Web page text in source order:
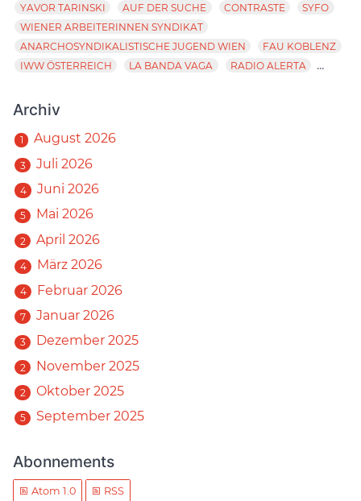
YAVOR TARINSKI
AUF DER SUCHE CONTRASTE
SYFO
WIENER ARBEITERINNEN SYNDIKAT
ANARCHOSYNDIKALISTISCHE JUGEND WIEN
FAU KOBLENZ
IWW ÖSTERREICH
LA BANDA VAGA RADIO ALERTA ...
Archiv
1 August 2026
3 Juli 2026
4 Juni 2026
5 Mai 2026
2 April 2026
4 März 2026
4 Februar 2026
7 Januar 2026
3 Dezember 2025
2 November 2025
2 Oktober 2025
5 September 2025
Abonnements
Atom 1.0 RSS